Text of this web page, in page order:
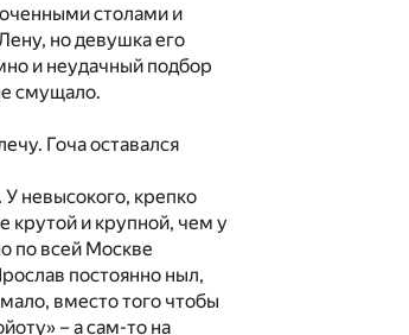
столами и
но девушка его
и неудачный подбор
смущало.
Гоча оставался
невысокого, крепко
крутой и крупной, чем у
по всей Москве
постоянно ныл,
вместо того чтобы
– а сам-то на